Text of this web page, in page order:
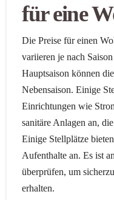
für eine
Die Preise für einen
variieren je nach
Hauptsaison können
Nebensaison. Einige
Einrichtungen wie
sanitäre Anlagen an,
Einige Stellplätze
Aufenthalte an. Es ist
überprüfen, um
erhalten.